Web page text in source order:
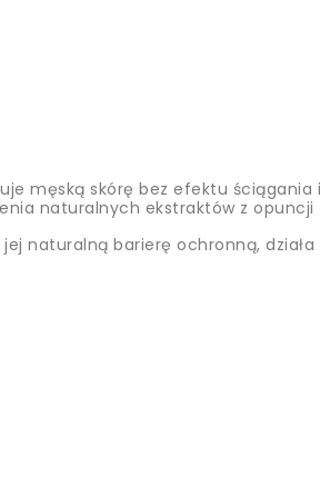
męską skórę bez efektu ściągania
naturalnych ekstraktów z opuncji
naturalną barierę ochronną,